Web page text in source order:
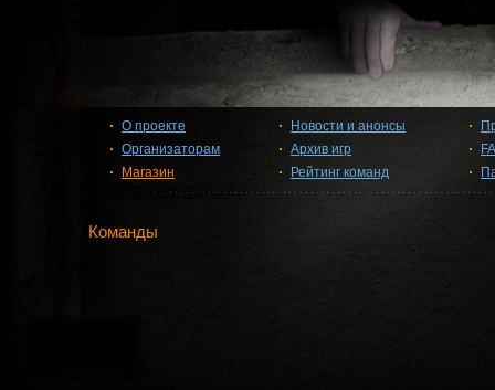
О проекте
Организаторам
Магазин
Новости и анонсы
Архив игр
Рейтинг команд
Команды